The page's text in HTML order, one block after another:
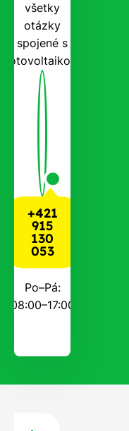
všetky
otázky
spojené s
fotovoltaikou.
+421
915
130
053
Po–Pá:
08:00–17:00